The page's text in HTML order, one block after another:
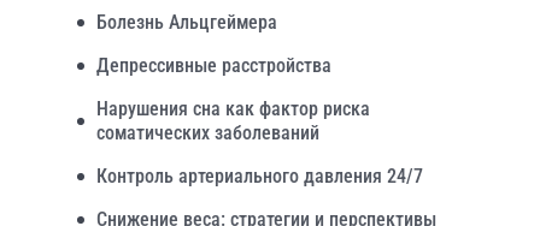
Болезнь Альцгеймера
Депрессивные расстройства
Нарушения сна как фактор риска
соматических заболеваний
Контроль артериального давления 24/7
Снижение веса: стратегии и перспективы